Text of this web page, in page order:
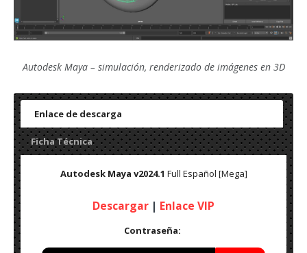
Autodesk Maya – simulación, renderizado de imágenes en 3D
Enlace de descarga
Ficha Técnica
Autodesk Maya v2024.1 Full Español [Mega]
Descargar | Enlace VIP
Contraseña: